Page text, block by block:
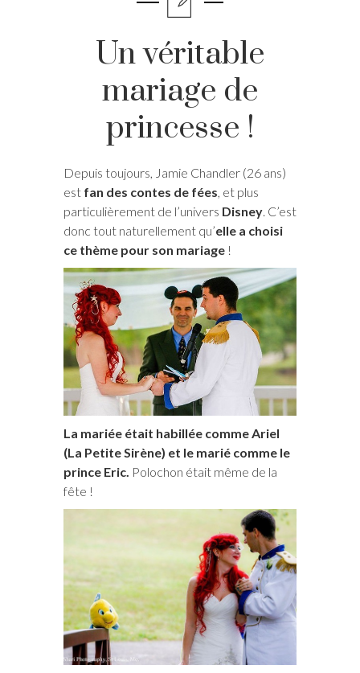
Un véritable
mariage de
princesse !
Depuis toujours, Jamie Chandler (26 ans)
est fan des contes de fées, et plus
particulièrement de l’univers Disney. C’est
donc tout naturellement qu’elle a choisi
ce thème pour son mariage !
La mariée était habillée comme Ariel
(La Petite Sirène) et le marié comme le
prince Eric. Polochon était même de la
fête !